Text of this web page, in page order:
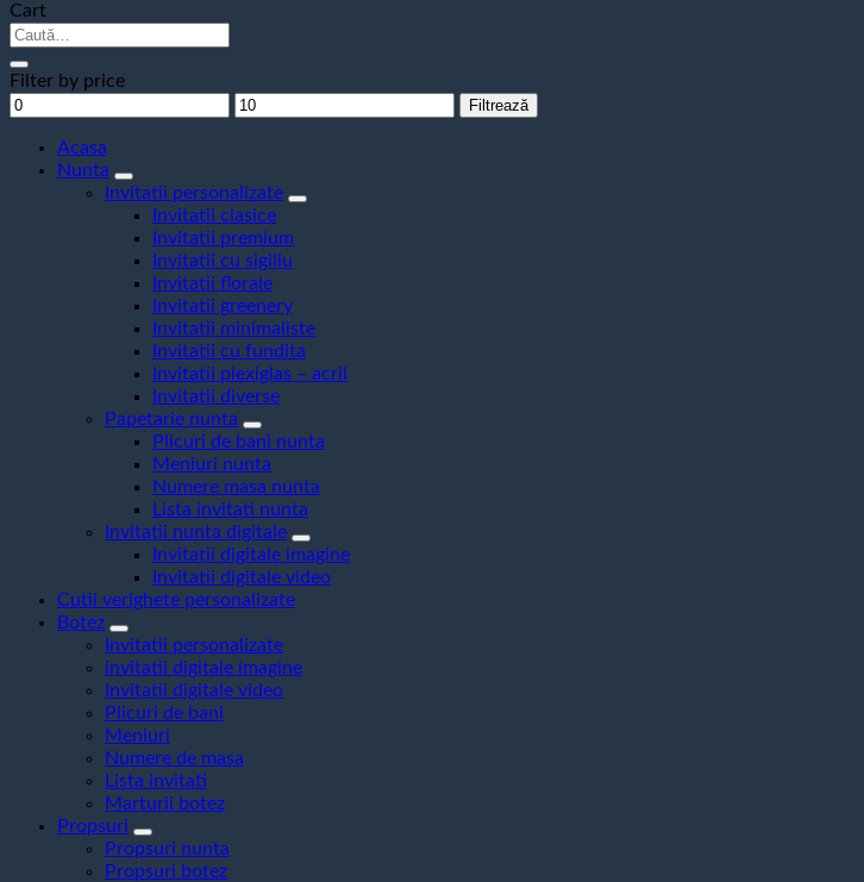
Cart
Caută
Filter by price
Preț
Preț
Filtrează
Acasa
Nunta
Invitatii personalizate
Invitatii clasice
Invitatii premium
Invitatii cu sigiliu
Invitatii florale
Invitatii greenery
Invitatii minimaliste
Invitatii cu fundita
Invitatii plexiglas – acril
Invitatii diverse
Papetarie nunta
Plicuri de bani nunta
Meniuri nunta
Numere masa nunta
Lista invitati nunta
Invitatii nunta digitale
Invitatii digitale imagine
Invitatii digitale video
Cutii verighete personalizate
Botez
Invitatii personalizate
invitatii digitale imagine
Invitatii digitale video
Plicuri de bani
Meniuri
Numere de masa
Lista invitati
Marturii botez
Propsuri
Propsuri nunta
Propsuri botez